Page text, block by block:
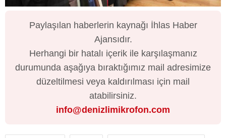
Paylaşılan haberlerin kaynağı İhlas Haber
Ajansıdır.
Herhangi bir hatalı içerik ile karşılaşmanız
durumunda aşağıya bıraktığımız mail adresimize
düzeltilmesi veya kaldırılması için mail
atabilirsiniz.
info@denizlimikrofon.com